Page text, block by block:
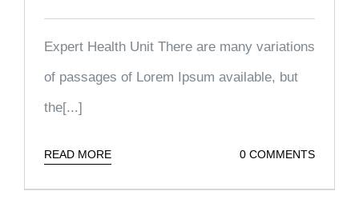
Expert Health Unit There are many variations
of passages of Lorem Ipsum available, but
the[...]
READ MORE 0 COMMENTS